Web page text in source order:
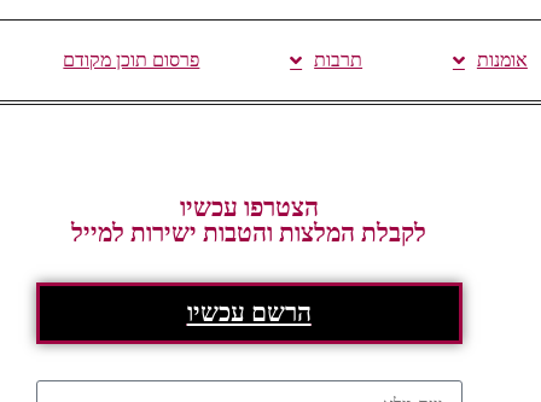
אומנות תרבות פרסום תוכן מקודם
הצטרפו עכשיו
לקבלת המלצות והטבות ישירות למייל
הרשם עכשיו